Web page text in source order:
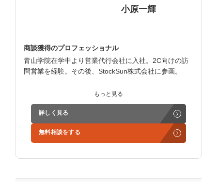
小原一輝
商談獲得のプロフェッショナル
青山学院在学中より営業代行会社に入社。2C向けの訪
問営業を経験。その後、StockSun株式会社に参画。
インサイドセールス立ち上げ、テレアポ部隊立ち上げな
ど営業支援を担当。
学生時代からに代表岩野の社長秘書として活動。現在は
3社の事業責任者も務めており、Webマーケティングと
趣味はキックボクシング。アマチュアの戦績は2戦0勝2
もっと見る
詳しく見る
無料相談をする